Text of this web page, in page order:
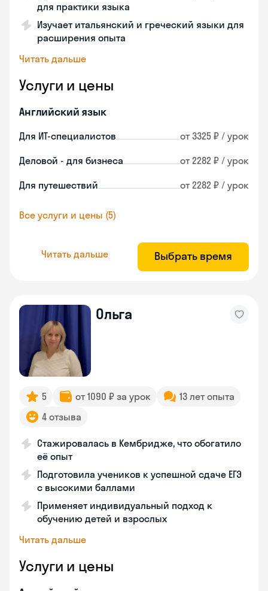
для практики языка
Изучает итальянский и греческий языки для
расширения опыта
Читать дальше
Услуги и цены
Английский язык
Для ИТ-специалистов от 3325 ₽ / урок
Деловой - для бизнеса от 2282 ₽ / урок
Для путешествий от 2282 ₽ / урок
Все услуги и цены (5)
Читать дальше Выбрать время
Ольга
5 от 1090 ₽ за урок
13 лет опыта
4 отзыва
Стажировалась в Кембридже, что обогатило
её опыт
Подготовила учеников к успешной сдаче ЕГЭ
с высокими баллами
Применяет индивидуальный подход к
обучению детей и взрослых
Читать дальше
Услуги и цены